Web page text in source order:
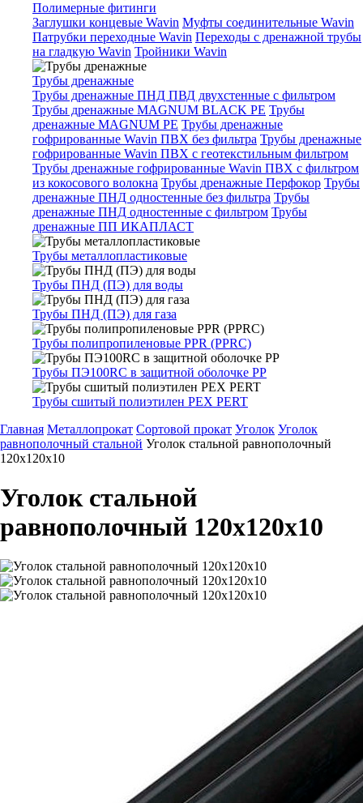
Полимерные фитинги
Заглушки концевые Wavin Муфты соединительные Wavin
Патрубки переходные Wavin Переходы с дренажной трубы
на гладкую Wavin Тройники Wavin
Трубы дренажные
Трубы дренажные ПНД ПВД двухстенные с фильтром
Трубы дренажные MAGNUM BLACK PE Трубы
дренажные MAGNUM PE Трубы дренажные
гофрированные Wavin ПВХ без фильтра Трубы дренажные
гофрированные Wavin ПВХ с геотекстильным фильтром
Трубы дренажные гофрированные Wavin ПВХ с фильтром
из кокосового волокна Трубы дренажные Перфокор Трубы
дренажные ПНД одностенные без фильтра Трубы
дренажные ПНД одностенные с фильтром Трубы
дренажные ПП ИКАПЛАСТ
Трубы металлопластиковые
Трубы ПНД (ПЭ) для воды
Трубы ПНД (ПЭ) для газа
Трубы полипропиленовые PPR (PPRC)
Трубы ПЭ100RC в защитной оболочке PP
Трубы сшитый полиэтилен PEX PERT
Главная Металлопрокат Сортовой прокат Уголок Уголок
равнополочный стальной Уголок стальной равнополочный
120х120х10
Уголок стальной
равнополочный 120х120х10